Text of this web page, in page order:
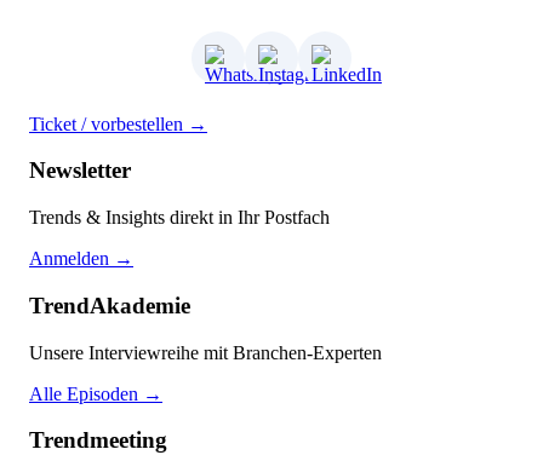
Ticket / vorbestellen →
Newsletter
Trends & Insights direkt in Ihr Postfach
Anmelden →
TrendAkademie
Unsere Interviewreihe mit Branchen-Experten
Alle Episoden →
Trendmeeting